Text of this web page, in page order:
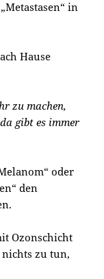
in
Hause
zu machen,
gibt es immer
oder
den
Ozonschicht
zu tun,